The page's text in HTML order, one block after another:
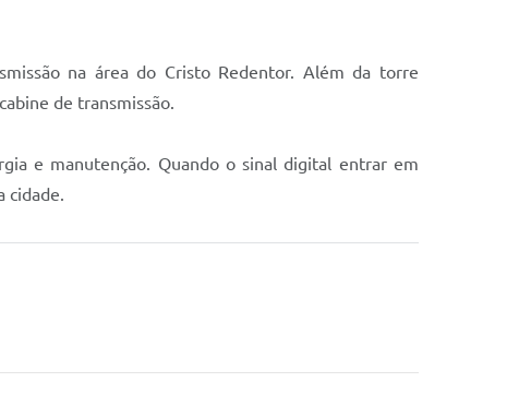
na área do Cristo Redentor. Além da torre
de transmissão.
e manutenção. Quando o sinal digital entrar em
cidade.